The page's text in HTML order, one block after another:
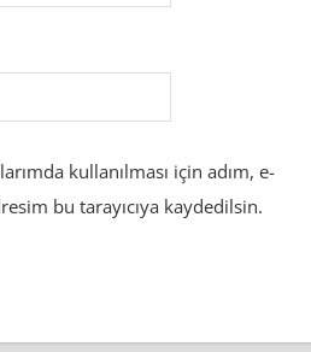
kullanılması için adım, e-
bu tarayıcıya kaydedilsin.